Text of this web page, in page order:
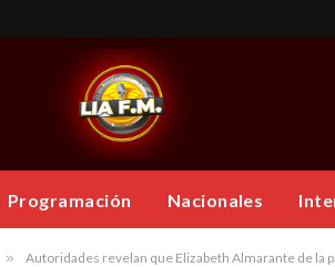
Programación Nacionales
» Autoridades revelan que Elizabeth Almarante de la